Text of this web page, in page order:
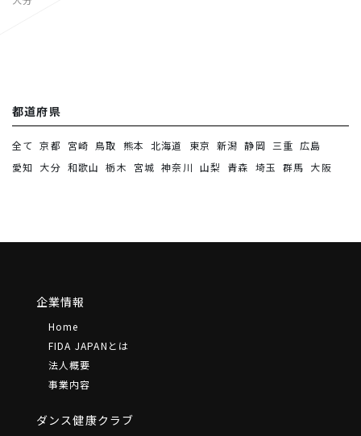
都道府県
全て 京都 宮崎 鳥取 熊本 北海道 東京 新潟 静岡 三重 広島
愛知
大分 和歌山 栃木 宮城 神奈川 山梨 青森 埼玉 群馬 大阪
企業情報
Home
FIDA JAPANとは
法⼈概要
事業内容
ダンス健康クラブ